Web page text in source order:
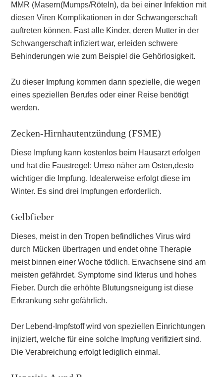
MMR (Masern(Mumps/Röteln), da bei einer Infektion mit
diesen Viren Komplikationen in der Schwangerschaft
auftreten können. Fast alle Kinder, deren Mutter in der
Schwangerschaft infiziert war, erleiden schwere
Behinderungen wie zum Beispiel die Gehörlosigkeit.
Zu dieser Impfung kommen dann spezielle, die wegen
eines speziellen Berufes oder einer Reise benötigt
werden.
Zecken-Hirnhautentzündung (FSME)
Diese Impfung kann kostenlos beim Hausarzt erfolgen
und hat die Faustregel: Umso näher am Osten,desto
wichtiger die Impfung. Idealerweise erfolgt diese im
Winter. Es sind drei Impfungen erforderlich.
Gelbfieber
Dieses, meist in den Tropen befindliches Virus wird
durch Mücken übertragen und endet ohne Therapie
meist binnen einer Woche tödlich. Erwachsene sind am
meisten gefährdet. Symptome sind Ikterus und hohes
Fieber. Durch die erhöhte Blutungsneigung ist diese
Erkrankung sehr gefährlich.
Der Lebend-Impfstoff wird von speziellen Einrichtungen
injiziert, welche für eine solche Impfung verifiziert sind.
Die Verabreichung erfolgt lediglich einmal.